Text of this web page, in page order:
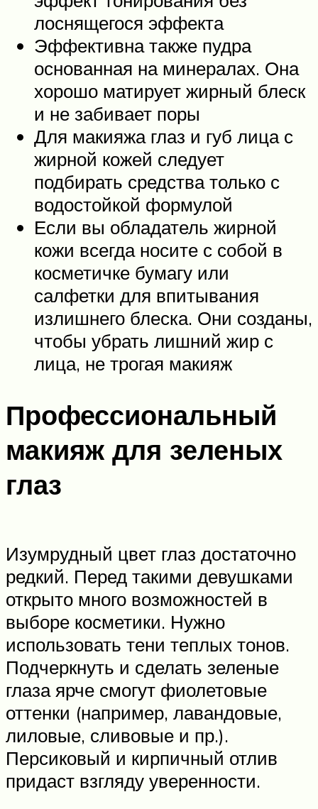
лоснящегося эффекта
Эффективна также пудра
основанная на минералах. Она
хорошо матирует жирный блеск
и не забивает поры
Для макияжа глаз и губ лица с
жирной кожей следует
подбирать средства только с
водостойкой формулой
Если вы обладатель жирной
кожи всегда носите с собой в
косметичке бумагу или
салфетки для впитывания
излишнего блеска. Они созданы,
чтобы убрать лишний жир с
лица, не трогая макияж
Профессиональный
макияж для зеленых
глаз
Изумрудный цвет глаз достаточно
редкий. Перед такими девушками
открыто много возможностей в
выборе косметики. Нужно
использовать тени теплых тонов.
Подчеркнуть и сделать зеленые
глаза ярче смогут фиолетовые
оттенки (например, лавандовые,
лиловые, сливовые и пр.).
Персиковый и кирпичный отлив
придаст взгляду уверенности.